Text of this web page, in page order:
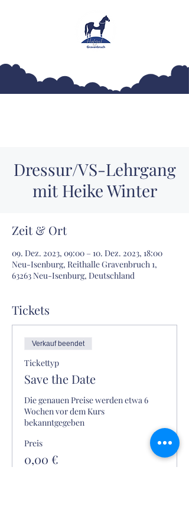
Dressur/VS-Lehrgang
mit Heike Winter
Zeit & Ort
09. Dez. 2023, 09:00 – 10. Dez. 2023, 18:00
Neu-Isenburg, Reithalle Gravenbruch 1,
63263 Neu-Isenburg, Deutschland
Tickets
Verkauf beendet
Tickettyp
Save the Date
Die genauen Preise werden etwa 6
Wochen vor dem Kurs
bekanntgegeben
Preis
0,00 €